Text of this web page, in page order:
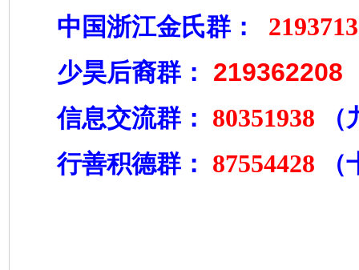
中国浙江金氏群：
少昊后裔群： 219362208
信息交流群：
80351938
行善积德群：
87554428